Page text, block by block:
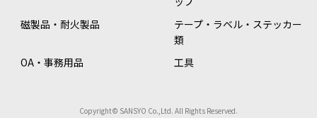
磁製品・耐火製品
テープ・ラベル・ステッカー
類
OA・事務用品
工具
Copyright© SANSYO Co.,Ltd. All Rights Reserved.